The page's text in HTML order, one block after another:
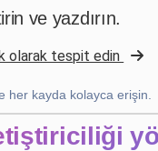
4 hafta önce
star
Beş
ve yazdırın.
olarak tespit edin
her kayda kolayca erişin.